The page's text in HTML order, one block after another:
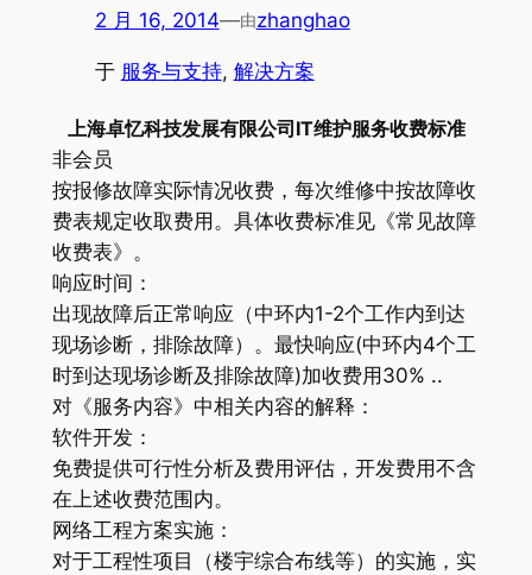
2 月 16, 2014—由zhanghao
于 服务与支持, 解决方案
上海卓忆科技发展有限公司IT维护服务收费标准
非会员
按报修故障实际情况收费，每次维修中按故障收
费表规定收取费用。具体收费标准见《常见故障
收费表》。
响应时间：
出现故障后正常响应（中环内1-2个工作内到达
现场诊断，排除故障）。最快响应(中环内4个工
时到达现场诊断及排除故障)加收费用30% ..
对《服务内容》中相关内容的解释：
软件开发：
免费提供可行性分析及费用评估，开发费用不含
在上述收费范围内。
网络工程方案实施：
对于工程性项目（楼宇综合布线等）的实施，实